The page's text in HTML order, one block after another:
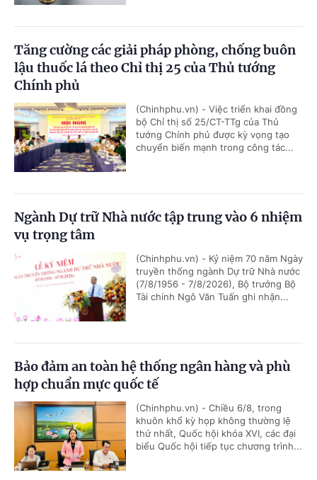
Tăng cường các giải pháp phòng, chống buôn
lậu thuốc lá theo Chỉ thị 25 của Thủ tướng
Chính phủ
(Chinhphu.vn) - Việc triển khai đồng
bộ Chỉ thị số 25/CT-TTg của Thủ
tướng Chính phủ được kỳ vọng tạo
chuyển biến mạnh trong công tác...
Ngành Dự trữ Nhà nước tập trung vào 6 nhiệm
vụ trọng tâm
(Chinhphu.vn) - Kỷ niệm 70 năm Ngày
truyền thống ngành Dự trữ Nhà nước
(7/8/1956 - 7/8/2026), Bộ trưởng Bộ
Tài chính Ngô Văn Tuấn ghi nhận...
Bảo đảm an toàn hệ thống ngân hàng và phù
hợp chuẩn mực quốc tế
(Chinhphu.vn) - Chiều 6/8, trong
khuôn khổ kỳ họp không thường lệ
thứ nhất, Quốc hội khóa XVI, các đại
biểu Quốc hội tiếp tục chương trình...